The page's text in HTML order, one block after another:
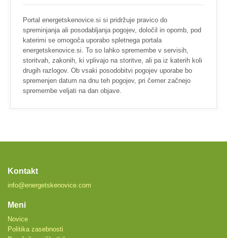
Portal energetskenovice.si si pridržuje pravico do
spreminjanja ali posodabljanja pogojev, določil in opomb, pod
katerimi se omogoča uporabo spletnega portala
energetskenovice.si. To so lahko spremembe v servisih,
storitvah, zakonih, ki vplivajo na storitve, ali pa iz katerih koli
drugih razlogov. Ob vsaki posodobitvi pogojev uporabe bo
spremenjen datum na dnu teh pogojev, pri čemer začnejo
spremembe veljati na dan objave.
Kontakt
info@energetskenovice.com
Meni
Novice
Politika zasebnosti